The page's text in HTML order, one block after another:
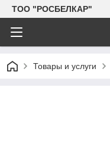
TOO "РОСБЕЛКАР"
Товары и услуги